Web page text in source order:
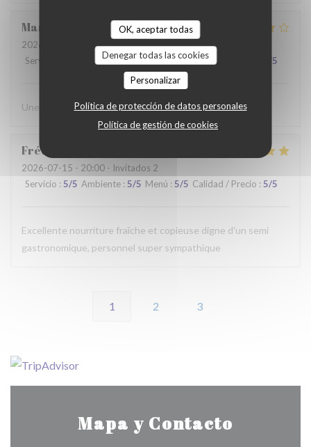
OK, aceptar todas
Denegar todas las cookies
Personalizar
Política de protección de datos personales
Política de gestión de cookies
Martine
2026-07-14
- 20:00 - Invitados 6
Servicio
Ambiente:4/5 Menú: 4/5 Calidad / Precio /5
Une chouette découverte!
Frédérique
2026-07-15 - 20:00 - Invitados 2
Servicio : 5/5 Ambiente : 5/5 Menú : 5/5 Calidad / Precio : 5/5
Excellente nourriture fraîche et copieuse digne d'un semi
gastronomique, personnel super sympathique
1 2 3
Mapa y Contacto